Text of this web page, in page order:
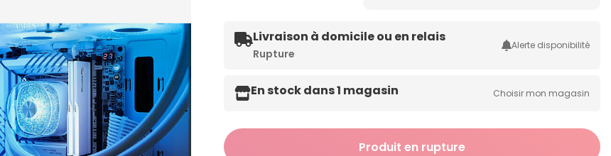
Livraison à domicile ou en relais
Rupture
Alerte disponibilité
En stock dans 1 magasin Choisir mon magasin
Produit en rupture